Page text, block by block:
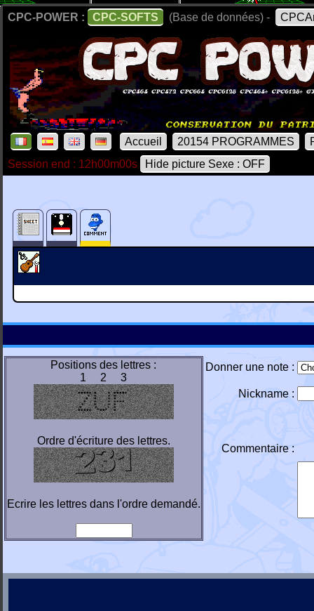
CPC-POWER : CPC-SOFTS (Base de données) -
Accueil 20154 PROGRAMMES
Session end : 12h00m00s
Hide picture Sexe : OFF
Positions des lettres :
1 2 3
Ordre d'écriture des lettres.
Ecrire les lettres dans l'ordre demandé.
Donner une note :
Nickname :
Commentaire :